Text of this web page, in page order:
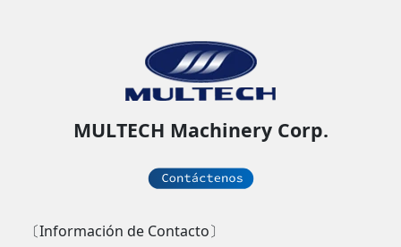
MULTECH Machinery Corp.
〔Información de Contacto〕